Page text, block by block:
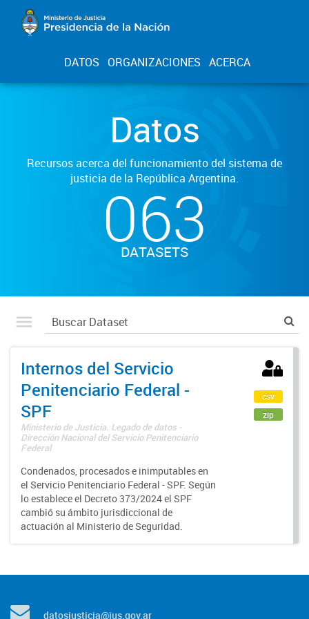
DATOS ORGANIZACIONES ACERCA
Datos
Recursos acerca del funcionamiento del sistema de
justicia de la República Argentina.
063
DATASETS
Internos del Servicio
Penitenciario Federal -
SPF
Ministerio de Justicia. Legado de datos -
Dirección Nacional del Servicio Penitenciario
Federal
Condenados, procesados e inimputables en
el Servicio Penitenciario Federal - SPF. Según
lo establece el Decreto 373/2024 el SPF
cambió su ámbito jurisdiccional de
actuación al Ministerio de Seguridad.
csv
zip
datosjusticia@jus.gov.ar